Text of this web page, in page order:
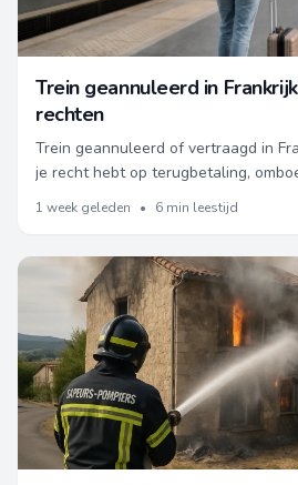
Trein geannuleerd in
rechten
Trein geannuleerd of vertraagd in
je recht hebt op terugbetaling,
vergoeding.
1 week geleden • 6 min leestijd